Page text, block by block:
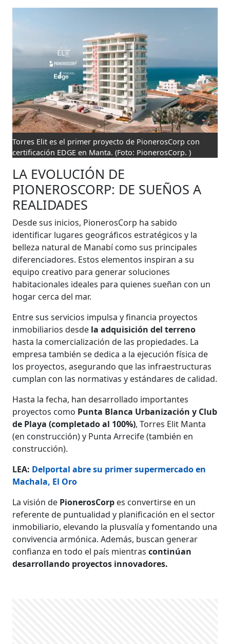
Torres Elit es el primer proyecto de PionerosCorp con
certificación EDGE en Manta. (Foto: PionerosCorp. )
LA EVOLUCIÓN DE
PIONEROSCORP: DE SUEÑOS A
REALIDADES
Desde sus inicios, PionerosCorp ha sabido
identificar lugares geográficos estratégicos y la
belleza natural de Manabí como sus principales
diferenciadores. Estos elementos inspiran a su
equipo creativo para generar soluciones
habitacionales ideales para quienes sueñan con un
hogar cerca del mar.
Entre sus servicios impulsa y financia proyectos
inmobiliarios desde la adquisición del terreno
hasta la comercialización de las propiedades. La
empresa también se dedica a la ejecución física de
los proyectos, asegurando que las infraestructuras
cumplan con las normativas y estándares de calidad.
Hasta la fecha, han desarrollado importantes
proyectos como Punta Blanca Urbanización y Club
de Playa (completado al 100%), Torres Elit Manta
(en construcción) y Punta Arrecife (también en
construcción).
LEA: Delportal abre su primer supermercado en
Machala, El Oro
La visión de PionerosCorp es convertirse en un
referente de puntualidad y planificación en el sector
inmobiliario, elevando la plusvalía y fomentando una
convivencia armónica. Además, buscan generar
confianza en todo el país mientrascontinúan
desarrollando proyectos innovadores.